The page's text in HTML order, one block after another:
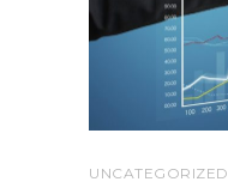
UNCATEGORIZED